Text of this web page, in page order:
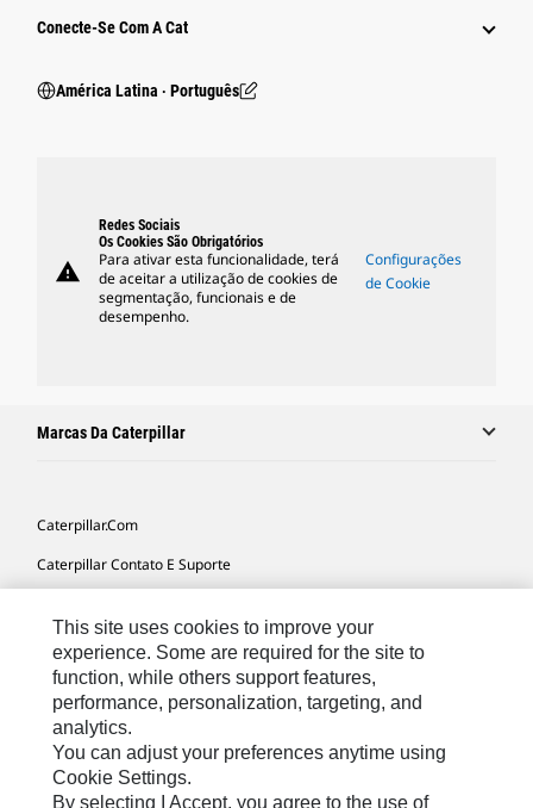
Conecte-Se Com A Cat
América Latina ‧ Português
warning
Redes Sociais
Os Cookies São Obrigatórios
Para ativar esta funcionalidade, terá
de aceitar a utilização de cookies de
segmentação, funcionais e de
desempenho.
Configurações
de Cookie
Marcas Da Caterpillar
Caterpillar.com
Caterpillar Contato E Suporte
Mapa Do Local
Cookie Settings
Legal
Privacidade
This site uses cookies to improve your
experience. Some are required for the site to
function, while others support features,
performance, personalization, targeting, and
analytics.
You can adjust your preferences anytime using
Cookie Settings.
By selecting I Accept, you agree to the use of